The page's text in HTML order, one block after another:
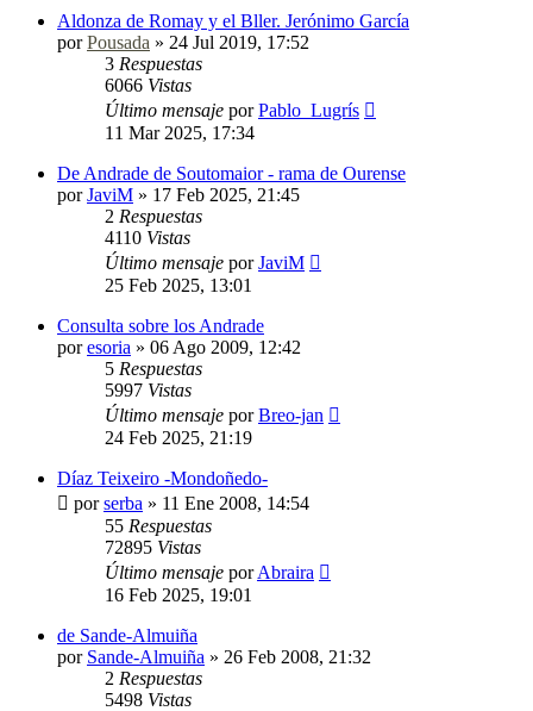
Aldonza de Romay y el Bller. Jerónimo García
porPousada » 24 Jul 2019, 17:52
3 Respuestas
6066 Vistas
Último mensaje porPablo_Lugrís
11 Mar 2025, 17:34
De Andrade de Soutomaior - rama de Ourense
porJaviM » 17 Feb 2025, 21:45
2 Respuestas
4110 Vistas
Último mensaje porJaviM
25 Feb 2025, 13:01
Consulta sobre los Andrade
poresoria » 06 Ago 2009, 12:42
5 Respuestas
5997 Vistas
Último mensaje porBreo-jan
24 Feb 2025, 21:19
Díaz Teixeiro -Mondoñedo-
porserba » 11 Ene 2008, 14:54
55 Respuestas
72895 Vistas
Último mensaje porAbraira
16 Feb 2025, 19:01
de Sande-Almuiña
por Sande-Almuiña » 26 Feb 2008, 21:32
2 Respuestas
5498 Vistas